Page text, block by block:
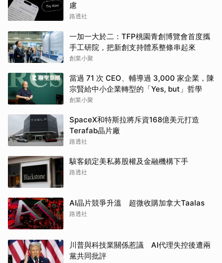
慮
路透社
一加一大於二：TFP桃園青創博覽會首度攜
手工研院，把新創支持體系整條串起來
創業小聚
當過 71 次 CEO、輔導過 3,000 家企業，陳
宗賢給中小企業轉型的「Yes, but」哲學
創業小聚
SpaceX和特斯拉將斥資168億美元打造
Terafab晶片廠
路透社
駭客鎖定美私募股權及金融機構下手
路透社
AI晶片競爭升溫 超微收購加拿大Taalas
路透社
川普與科技業關係惹議 AI代理失控後遭兩
黨共同批評